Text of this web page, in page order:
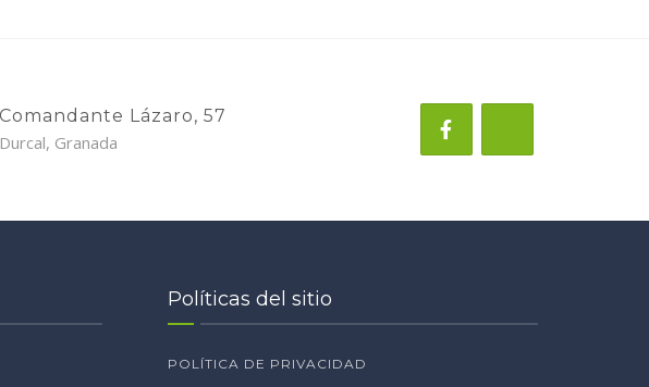
Comandante Lázaro, 57
Durcal, Granada
Políticas del sitio
POLÍTICA DE PRIVACIDAD